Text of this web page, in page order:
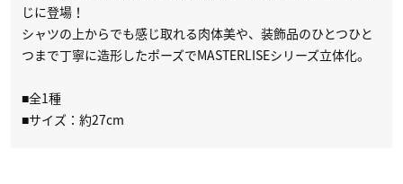
じに登場！
シャツの上からでも感じ取れる肉体美や、装飾品のひとつひと
つまで丁寧に造形したポーズでMASTERLISEシリーズ立体化。
■全1種
■サイズ：約27cm